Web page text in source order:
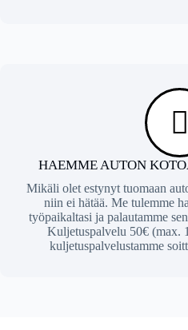
HAEMME AUTON
Mikäli olet estynyt tuomaan
niin ei hätää. Me tulemme
työpaikaltasi ja palautamme
Kuljetuspalvelu 50€ (max.
kuljetuspalvelustamme